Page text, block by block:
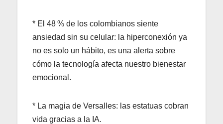
* El 48 % de los colombianos siente
ansiedad sin su celular: la hiperconexión ya
no es solo un hábito, es una alerta sobre
cómo la tecnología afecta nuestro bienestar
emocional.
* La magia de Versalles: las estatuas cobran
vida gracias a la IA.